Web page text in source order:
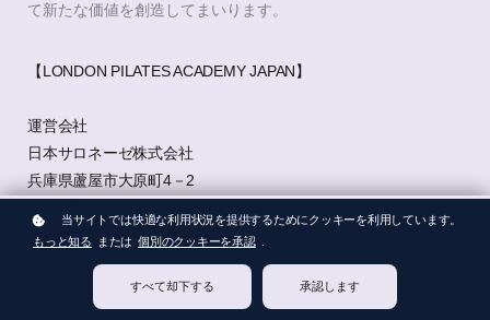
て新たな価値を創造してまいります。
【LONDON PILATES ACADEMY JAPAN】
運営会社
日本サロネーゼ株式会社
兵庫県蘆屋市大原町4－2
代表者 桔梗有香子
当サイトでは快適な利用状況を提供するためにクッキーを利用しています。
もっと知る
または 個別のクッキーを承認 .
すべて却下する 承認します